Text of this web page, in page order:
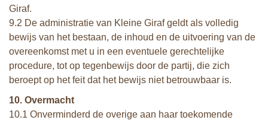
Giraf.
9.2 De administratie van Kleine Giraf geldt als volledig
bewijs van het bestaan, de inhoud en de uitvoering van de
overeenkomst met u in een eventuele gerechtelijke
procedure, tot op tegenbewijs door de partij, die zich
beroept op het feit dat het bewijs niet betrouwbaar is.
10. Overmacht
10.1 Onverminderd de overige aan haar toekomende